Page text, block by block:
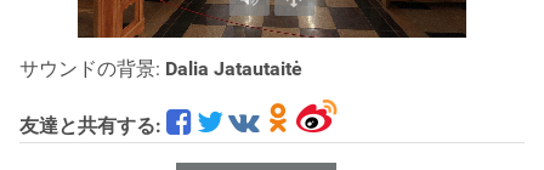
サウンドの背景: Dalia Jatautaitė
友達と共有する: